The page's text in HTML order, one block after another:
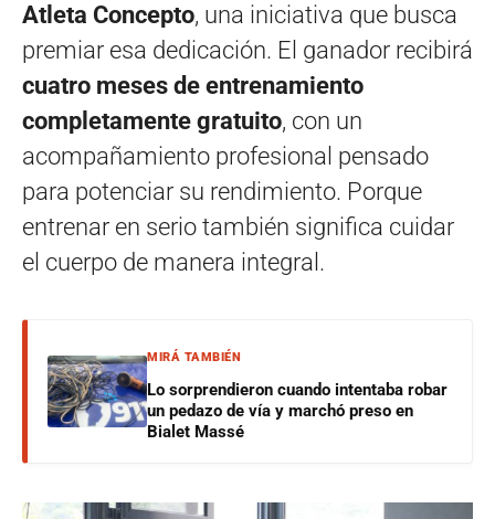
Atleta Concepto, una iniciativa que busca
premiar esa dedicación. El ganador recibirá
cuatro meses de entrenamiento
completamente gratuito, con un
acompañamiento profesional pensado
para potenciar su rendimiento. Porque
entrenar en serio también significa cuidar
el cuerpo de manera integral.
MIRÁ TAMBIÉN
Lo sorprendieron cuando intentaba robar
un pedazo de vía y marchó preso en
Bialet Massé